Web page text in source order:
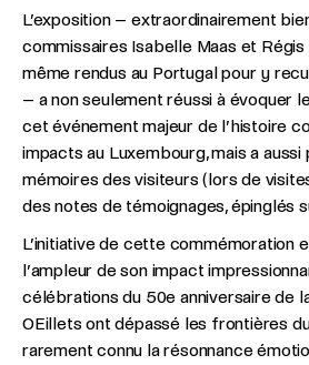
L’exposition – extraordinairement
commissaires Isabelle Maas et Régis
même rendus au Portugal pour y
– a non seulement réussi à évoquer
cet événement majeur de l’histoire
impacts au Luxembourg, mais a
mémoires des visiteurs (lors de
des notes de témoignages, épinglés
L’initiative de cette commémoration
l’ampleur de son impact
célébrations du 50e anniversaire de
OEillets ont dépassé les frontières
rarement connu la résonnance